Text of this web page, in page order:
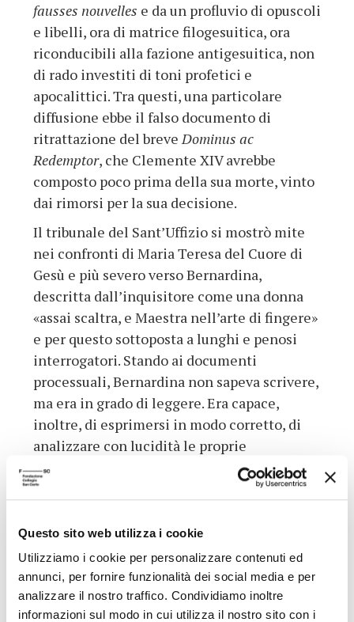
Questo sito web utilizza i cookie
Utilizziamo i cookie per personalizzare contenuti ed
annunci, per fornire funzionalità dei social media e per
analizzare il nostro traffico. Condividiamo inoltre
informazioni sul modo in cui utilizza il nostro sito con i
fausses nouvelles e da un profluvio di opuscoli
e libelli, ora di matrice filogesuitica, ora
riconducibili alla fazione antigesuitica, non
di rado investiti di toni profetici e
apocalittici. Tra questi, una particolare
diffusione ebbe il falso documento di
ritrattazione del breveDominus ac
Redemptor, che Clemente XIV avrebbe
composto poco prima della sua morte, vinto
dai rimorsi per la sua decisione.
Il tribunale del Sant’Uffizio si mostrò mite
nei confronti di Maria Teresa del Cuore di
Gesù e più severo verso Bernardina,
descritta dall’inquisitore come una donna
«assai scaltra, e Maestra nell’arte di fingere»
e per questo sottoposta a lunghi e penosi
interrogatori. Stando ai documenti
processuali, Bernardina non sapeva scrivere,
ma era in grado di leggere. Era capace,
inoltre, di esprimersi in modo corretto, di
analizzare con lucidità le proprie
esperienze estatiche e di descriverle anche
facendo riferimento agli stilemi della
con la quale doveva aver acquisito una
discreta familiarità per via diretta e
indiretta: i suoi modelli erano Teresa
d’Ávila, Maria Maddalena de’ Pazzi e
Caterina da Siena. Nel processo, molti